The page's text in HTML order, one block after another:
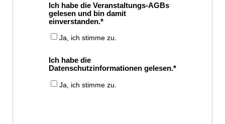
Ich habe die Veranstaltungs-AGBs
gelesen und bin damit
einverstanden.
Ja, ich stimme zu.
Ich habe die
Datenschutzinformationen gelesen.
Ja, ich stimme zu.